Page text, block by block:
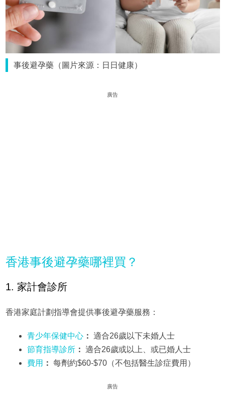
事後避孕藥（圖片來源：日日健康）
廣告
香港事後避孕藥哪裡買？
1. 家計會診所
香港家庭計劃指導會提供事後避孕藥服務：
青少年保健中心： 適合26歲以下未婚人士
節育指導診所： 適合26歲或以上、或已婚人士
費用 ： 每劑約$60-$70（不包括醫生診症費用）
廣告